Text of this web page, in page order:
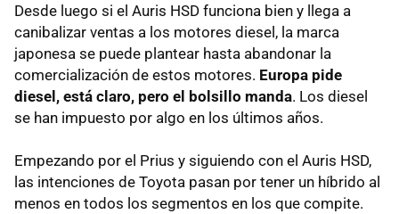
Desde luego si el Auris HSD funciona bien y llega a
canibalizar ventas a los motores diesel, la marca
japonesa se puede plantear hasta abandonar la
comercialización de estos motores. Europa pide
diesel, está claro, pero el bolsillo manda. Los diesel
se han impuesto por algo en los últimos años.
Empezando por el Prius y siguiendo con el Auris HSD,
las intenciones de Toyota pasan por tener un híbrido al
menos en todos los segmentos en los que compite.